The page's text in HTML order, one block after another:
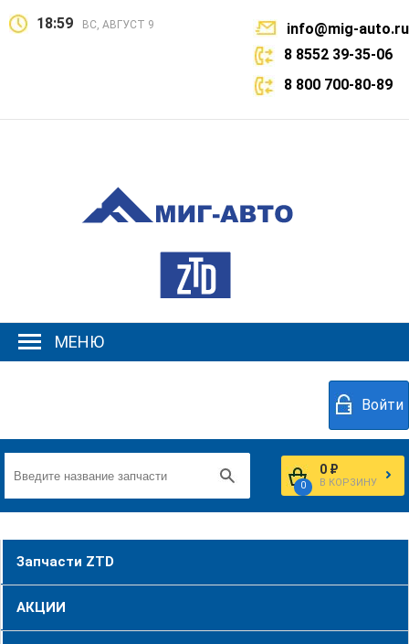
18:59 ВС, АВГУСТ 9
info@mig-auto.ru
8 8552 39-35-06
8 800 700-80-89
МЕНЮ
Войти
0
0 ₽
В КОРЗИНУ
Запчасти ZTD
АКЦИИ